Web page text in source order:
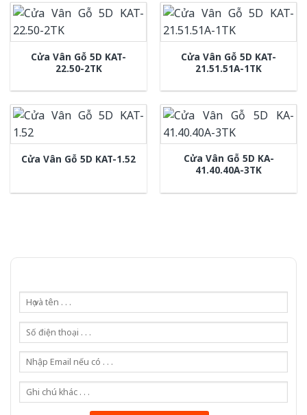
Cửa Vân Gỗ 5D KAT-
22.50-2TK
Cửa Vân Gỗ 5D KAT-
21.51.51A-1TK
Cửa Vân Gỗ 5D KAT-1.52
Cửa Vân Gỗ 5D KA-
41.40.40A-3TK